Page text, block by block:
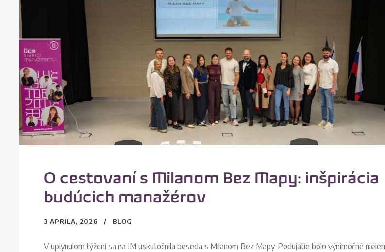
O cestovaní s Milanom Bez Mapy: inšpirácia
budúcich manažérov
3 APRÍLA, 2026 BLOG
V uplynulom týždni sa na IM uskutočnila beseda s Milanom Bez Mapy. Podujatie bolo výnimočné nielen